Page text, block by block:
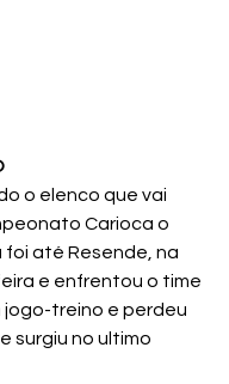
o elenco que vai
Carioca o
até Resende, na
e enfrentou o time
jogo-treino e perdeu
surgiu no ultimo